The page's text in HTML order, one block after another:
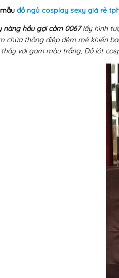
đồ ngủ cosplay sexy giá rẻ
nàng hầu gợi cảm 0067lấy hình
chứa thông điệp đêm mê khiến
với gam màu trắng, Đồ lót